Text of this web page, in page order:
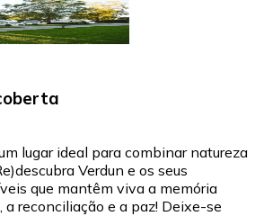
lugar ideal para combinar natureza
Verdun e os seus
que mantêm viva a memória
reconciliação e a paz! Deixe-se